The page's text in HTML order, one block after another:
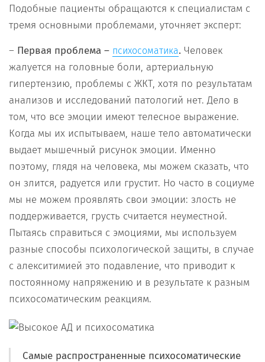
Подобные пациенты обращаются к специалистам с
тремя основными проблемами, уточняет эксперт:
– Первая проблема – психосоматика. Человек
жалуется на головные боли, артериальную
гипертензию, проблемы с ЖКТ, хотя по результатам
анализов и исследований патологий нет. Дело в
том, что все эмоции имеют телесное выражение.
Когда мы их испытываем, наше тело автоматически
выдает мышечный рисунок эмоции. Именно
поэтому, глядя на человека, мы можем сказать, что
он злится, радуется или грустит. Но часто в социуме
мы не можем проявлять свои эмоции: злость не
поддерживается, грусть считается неуместной.
Пытаясь справиться с эмоциями, мы используем
разные способы психологической защиты, в случае
с алекситимией это подавление, что приводит к
постоянному напряжению и в результате к разным
психосоматическим реакциям.
Самые распространенные психосоматические